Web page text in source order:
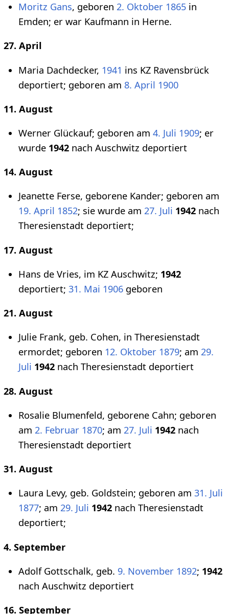
Moritz Gans, geboren 2. Oktober 1865 in
Emden; er war Kaufmann in Herne.
27. April
Maria Dachdecker, 1941 ins KZ Ravensbrück
deportiert; geboren am 8. April 1900
11. August
Werner Glückauf; geboren am 4. Juli 1909; er
wurde 1942 nach Auschwitz deportiert
14. August
Jeanette Ferse, geborene Kander; geboren am
19. April 1852; sie wurde am 27. Juli 1942 nach
Theresienstadt deportiert;
17. August
Hans de Vries, im KZ Auschwitz; 1942
deportiert; 31. Mai 1906 geboren
21. August
Julie Frank, geb. Cohen, in Theresienstadt
ermordet; geboren 12. Oktober 1879; am 29.
Juli 1942 nach Theresienstadt deportiert
28. August
Rosalie Blumenfeld, geborene Cahn; geboren
am 2. Februar 1870; am 27. Juli 1942 nach
Theresienstadt deportiert
31. August
Laura Levy, geb. Goldstein; geboren am 31. Juli
1877; am 29. Juli 1942 nach Theresienstadt
deportiert;
4. September
Adolf Gottschalk, geb. 9. November 1892; 1942
nach Auschwitz deportiert
16. September